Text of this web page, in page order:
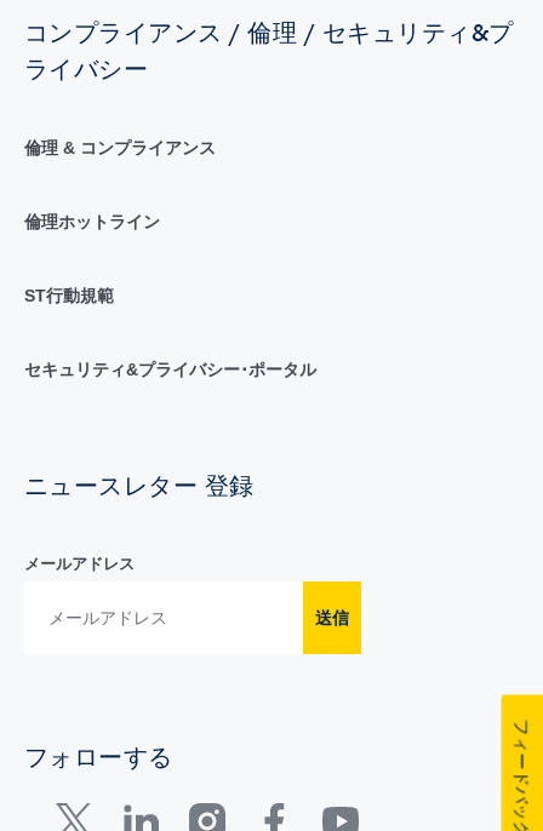
コンプライアンス / 倫理 / セキュリティ&プ
ライバシー
倫理 & コンプライアンス
倫理ホットライン
ST行動規範
セキュリティ&プライバシー･ポータル
ニュースレター 登録
メールアドレス
送信
フォローする フィードバック